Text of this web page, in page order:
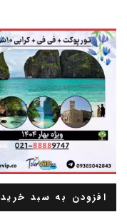
افزودن به سبد خرید